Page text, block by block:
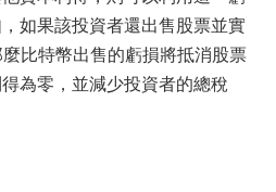
如果該投資者還出售股票並實
比特幣出售的虧損將抵消股票
為零，並減少投資者的總稅